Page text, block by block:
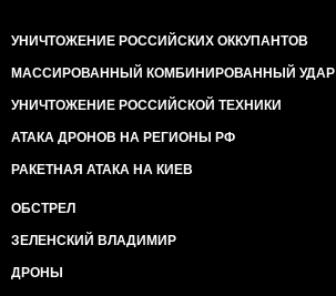
УНИЧТОЖЕНИЕ РОССИЙСКИХ ОККУПАНТОВ
МАССИРОВАННЫЙ КОМБИНИРОВАННЫЙ УДАР
УНИЧТОЖЕНИЕ РОССИЙСКОЙ ТЕХНИКИ
АТАКА ДРОНОВ НА РЕГИОНЫ РФ
РАКЕТНАЯ АТАКА НА КИЕВ
ОБСТРЕЛ
ЗЕЛЕНСКИЙ ВЛАДИМИР
ДРОНЫ